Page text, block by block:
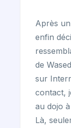
Après
enfin
de
sur
contact,
au dojo
Là,